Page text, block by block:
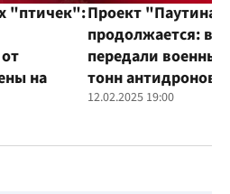
"птичек":
на
Проект "Паутина"
продолжается:
передали
тонн
12.02.2025 19:00